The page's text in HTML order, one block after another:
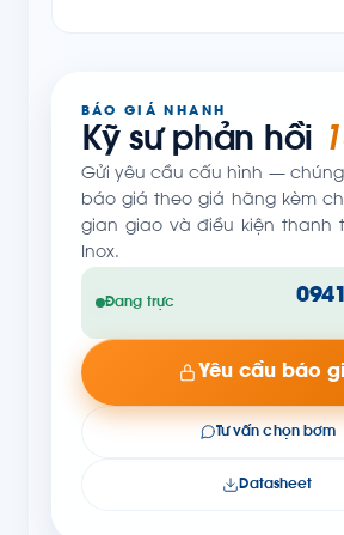
BÁO GIÁ NHANH
Kỹ sư phản hồi
Gửi yêu cầu cấu hình —
báo giá theo giá hãng kèm
gian giao và điều kiện thanh
Inox.
Đang trực
Yêu cầu báo
Tư vấn chọn bơm
Datasheet